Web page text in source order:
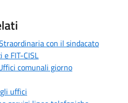
con il sindacato
FIT-CISL
comunali giorno
uffici